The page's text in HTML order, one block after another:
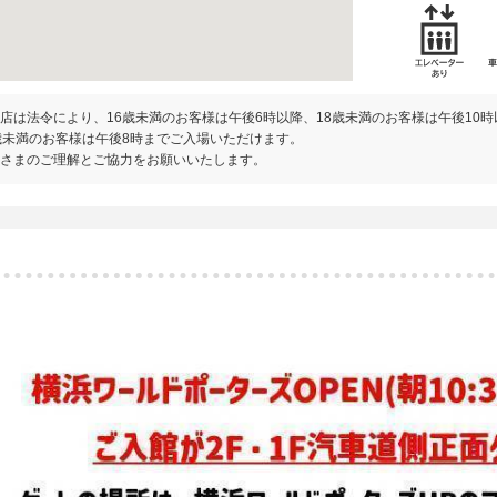
は法令により、16歳未満のお客様は午後6時以降、18歳未満のお客様は午後10
満のお客様は午後8時までご入場いただけます。
まのご理解とご協力をお願いいたします。